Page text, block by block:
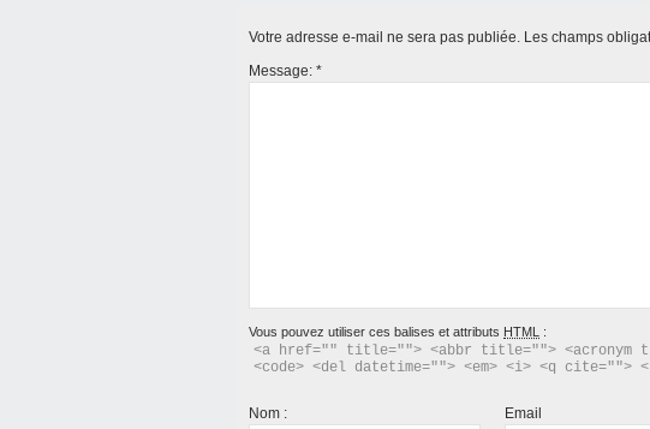
Votre adresse e-mail ne sera pas publiée. Les champs
Message: *
Vous pouvez utiliser ces balises et attributs HTML :
<a href="" title=""> <abbr title=""> <acronym
<code> <del datetime=""> <em> <i> <q cite="">
Nom : Email